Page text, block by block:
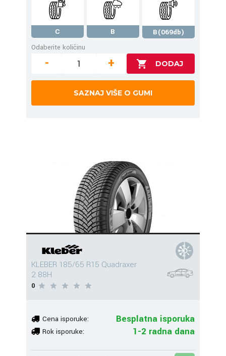
C B
B(069db)
Odaberite količinu
- +
SAZNAJ VIŠE O GUMI
KLEBER 185/65 R15 Quadraxer
2 88H
0
Cena isporuke: Besplatna isporuka
Rok isporuke: 1-2 radna dana